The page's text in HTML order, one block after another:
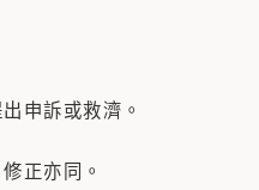
申訴或救濟。
正亦同。